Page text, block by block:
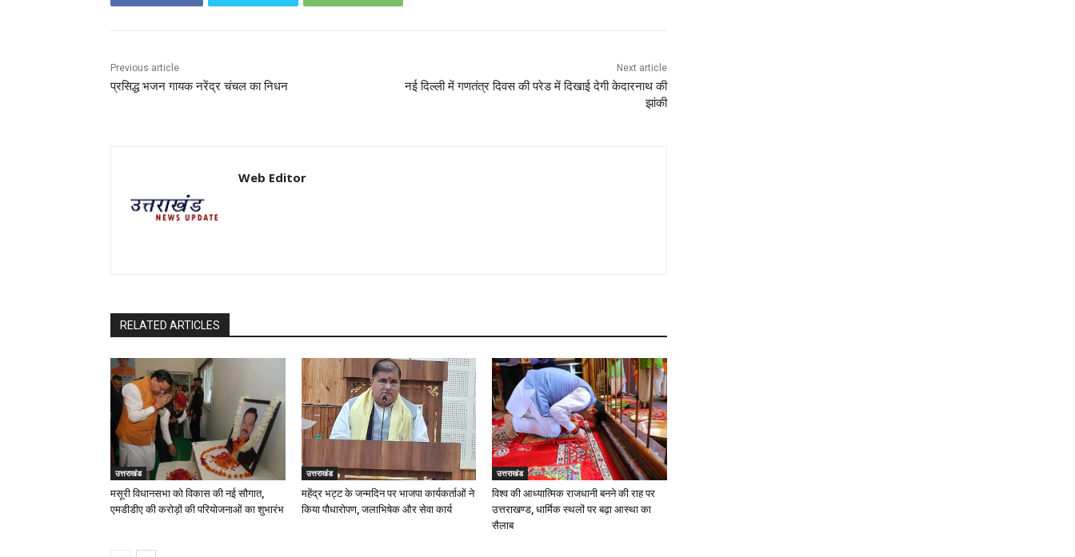
Previous article
प्रसिद्ध भजन गायक नरेंद्र चंचल का निधन
Next article
नई दिल्ली में गणतंत्र दिवस की परेड में दिखाई देगी केदारनाथ की
झांकी
Web Editor
RELATED ARTICLES
उत्तराखंड
मसूरी विधानसभा को विकास की नई सौगात,
एमडीडीए की करोड़ों की परियोजनाओं का शुभारंभ
उत्तराखंड
महेंद्र भट्ट के जन्मदिन पर भाजपा कार्यकर्ताओं ने
किया पौधारोपण, जलाभिषेक और सेवा कार्य
उत्तराखंड
विश्व की आध्यात्मिक राजधानी बनने की राह पर
उत्तराखण्ड, धार्मिक स्थलों पर बढ़ा आस्था का
सैलाब